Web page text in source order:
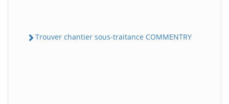
Trouver chantier sous-traitance COMMENTRY